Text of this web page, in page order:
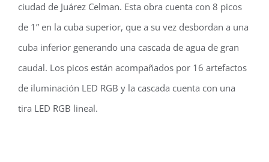
ciudad de Juárez Celman. Esta obra cuenta con 8 picos
de 1” en la cuba superior, que a su vez desbordan a una
cuba inferior generando una cascada de agua de gran
caudal. Los picos están acompañados por 16 artefactos
de iluminación LED RGB y la cascada cuenta con una
tira LED RGB lineal.